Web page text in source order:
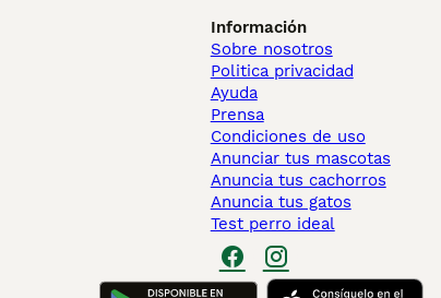
Información
Sobre nosotros
Politica privacidad
Ayuda
Prensa
Condiciones de uso
Anunciar tus mascotas
Anuncia tus cachorros
Anuncia tus gatos
Test perro ideal